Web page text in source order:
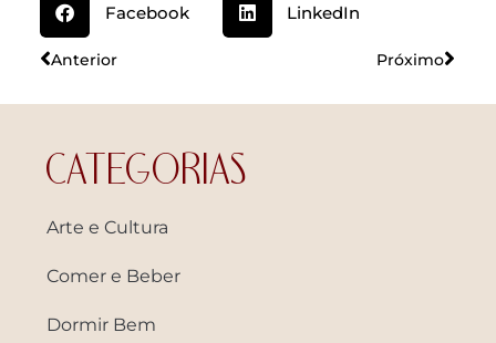
Facebook LinkedIn
Anterior Próximo
CATEGORIAS
Arte e Cultura
Comer e Beber
Dormir Bem